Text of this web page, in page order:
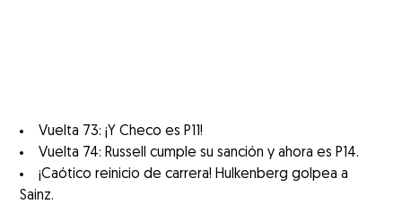
Vuelta 73: ¡Y Checo es P11!
Vuelta 74: Russell cumple su sanción y ahora es P14.
¡Caótico reinicio de carrera! Hulkenberg golpea a
Sainz.